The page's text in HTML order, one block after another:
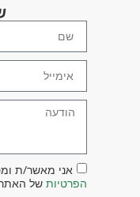
אני מאשר/ת
הפרטיות של האתר